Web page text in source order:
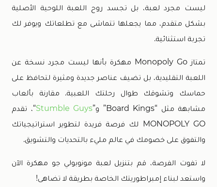
ليست مجرد لعبة، بل تجسد روح اللعبة اللوحية الأصلية
بشكل متقدم، مما يجعلها تتماشى مع تطلعاتك ويوفر لك
تجربة استثنائية.
تمتاز Monopoly Go مهكرة بأنها ليست مجرد نسخة عن
اللعبة التقليدية، بل تضيف عناصر جديدة ومثيرة لتحافظ على
حماسك وتشوقك طوال رحلتك اللعبية. مقارنة بألعاب
مشابهة مثل “Board Kings” و”
Stumble Guys“، تقدم
MONOPOLY GO لك فرصة فريدة لتطوير استراتيجياتك
والتفوق على خصومك في عالم مليء بالتحديات والتشويق.
لا تفوت الفرصة، قم بتنزيل لعبة مونوبولي جو مهكرة الآن
واستعد لبناء إمبراطوريتك الخاصة بطريقة لا تضاهى!